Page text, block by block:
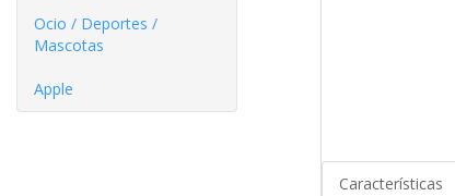
Ocio / Deportes /
Mascotas
Apple
Características